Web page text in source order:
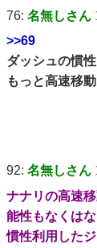
76: 名無しさん
>>69
ダッシュの慣
もっと高速移
92: 名無しさん
ナナリの高速
能性もなくは
慣性利用した